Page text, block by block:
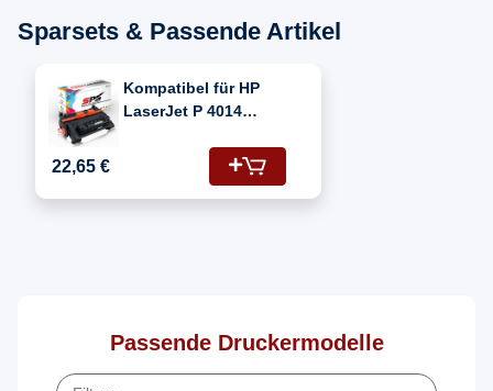
Sparsets & Passende Artikel
Kompatibel für HP
LaserJet P 4014
Kartusche Schwarz
22,65 €
Passende Druckermodelle